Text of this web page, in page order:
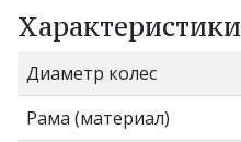
Характеристики
Диаметр колес
Рама (материал)